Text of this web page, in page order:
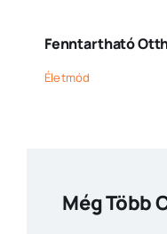
Fenntartható
Életmód
Még Több